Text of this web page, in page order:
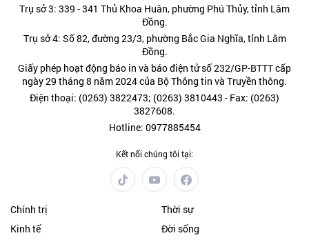
Trụ sở 3: 339 - 341 Thủ Khoa Huân, phường Phú Thủy, tỉnh Lâm
Đồng.
Trụ sở 4: Số 82, đường 23/3, phường Bắc Gia Nghĩa, tỉnh Lâm
Đồng.
Giấy phép hoạt động báo in và báo điện tử số 232/GP-BTTT cấp
ngày 29 tháng 8 năm 2024 của Bộ Thông tin và Truyền thông.
Điện thoại: (0263) 3822473; (0263) 3810443 - Fax: (0263)
3827608.
Hotline: 0977885454
Kết nối chúng tôi tại:
Chính trị
Thời sự
Kinh tế
Đời sống